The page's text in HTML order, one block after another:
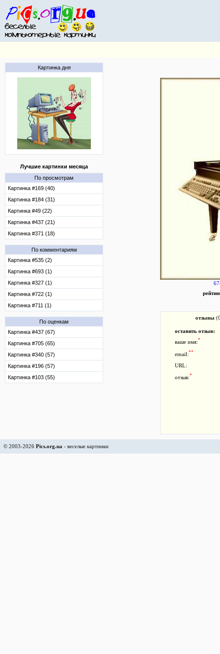
Картинка дня
Лучшие картинки месяца
По просмотрам
Картинка #169 (40)
Картинка #184 (31)
Картинка #49 (22)
Картинка #437 (21)
Картинка #371 (18)
По комментариям
Картинка #535 (2)
Картинка #693 (1)
Картинка #327 (1)
Картинка #722 (1)
Картинка #711 (1)
По оценкам
Картинка #437 (67)
Картинка #705 (65)
Картинка #340 (57)
Картинка #196 (57)
Картинка #103 (55)
отзывы
оставить отзыв:
ваше имя:*
email:**
URL:
отзыв:*
© 2003-2026 Pics.org.ua - веселые картинки